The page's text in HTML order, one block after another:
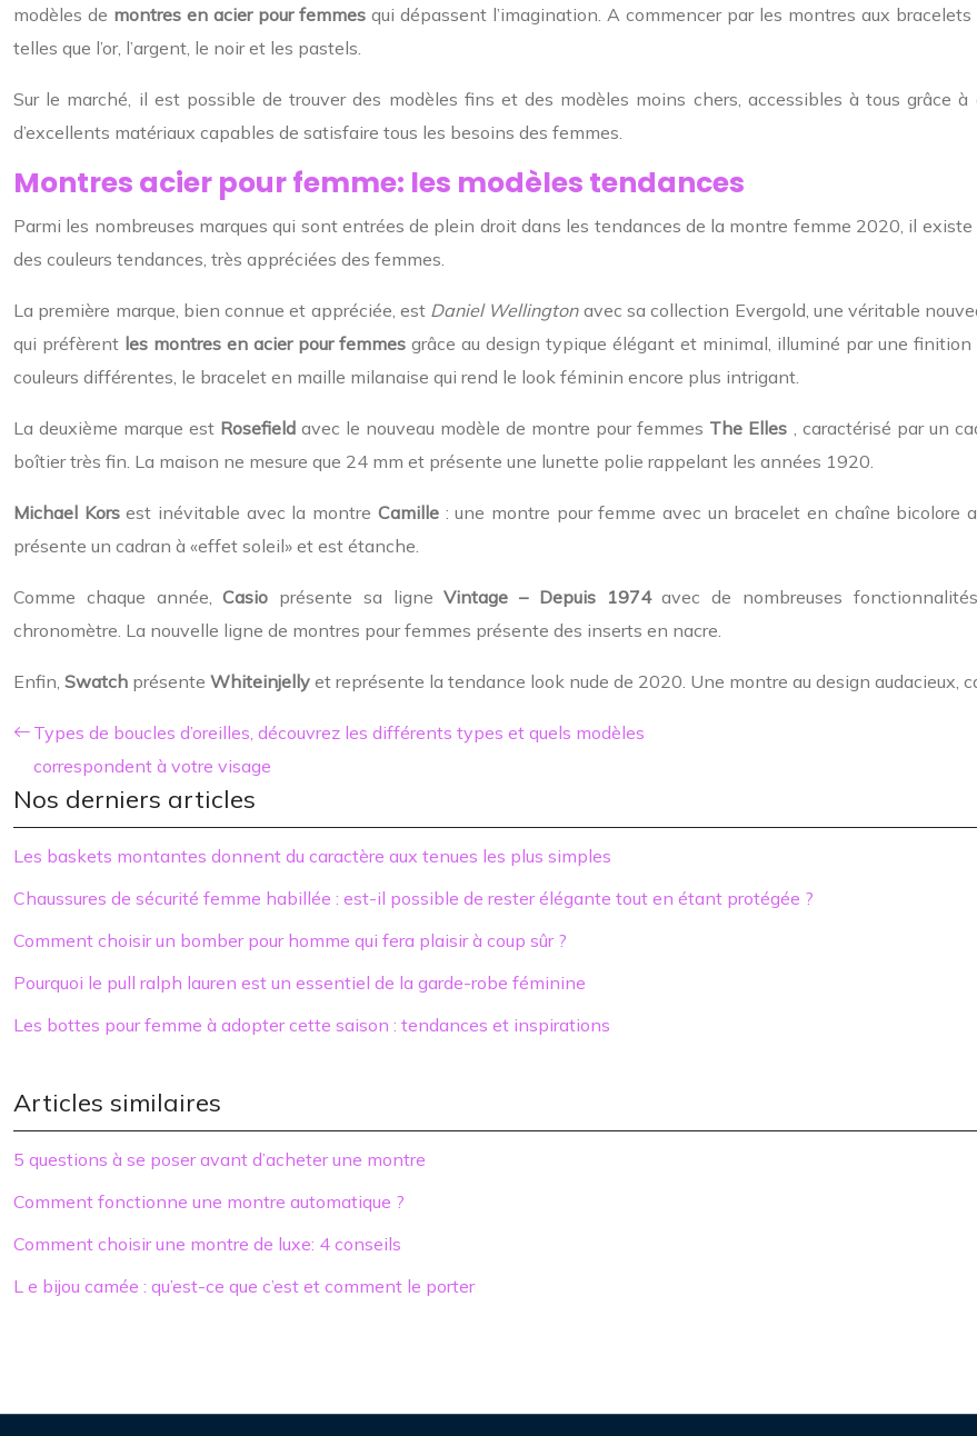
modèles de montres en acier pour femmes qui dépassent l’imagination. A commencer par les montres aux
telles que l’or, l’argent, le noir et les pastels.
Sur le marché, il est possible de trouver des modèles fins et des modèles moins chers, accessibles à tous grâce
d’excellents matériaux capables de satisfaire tous les besoins des femmes.
Montres acier pour femme: les modèles tendances
Parmi les nombreuses marques qui sont entrées de plein droit dans les tendances de la montre femme 2020, il
des couleurs tendances, très appréciées des femmes.
La première marque, bien connue et appréciée, est Daniel Wellingtonavec sa collection Evergold, une véritable
qui préfèrent les montres en acier pour femmes grâce au design typique élégant et minimal, illuminé par une finition
couleurs différentes, le bracelet en maille milanaise qui rend le look féminin encore plus intrigant.
La deuxième marque est Rosefield avec le nouveau modèle de montre pour femmes The Elles , caractérisé par un
boîtier très fin. La maison ne mesure que 24 mm et présente une lunette polie rappelant les années 1920.
Michael Korsest inévitable avec la montre Camille: une montre pour femme avec un bracelet en chaîne bicolore
présente un cadran à «effet soleil» et est étanche.
Comme chaque année,Casio présente sa ligneVintage – Depuis 1974avec de nombreuses
chronomètre. La nouvelle ligne de montres pour femmes présente des inserts en nacre.
Enfin, Swatch présente Whiteinjelly et représente la tendance look nude de 2020. Une montre au design audacieux,
Types de boucles d’oreilles, découvrez les différents types et quels modèles
correspondent à votre visage
Nos derniers articles
Les baskets montantes donnent du caractère aux tenues les plus simples
Chaussures de sécurité femme habillée : est-il possible de rester élégante tout en étant protégée ?
Comment choisir un bomber pour homme qui fera plaisir à coup sûr ?
Pourquoi le pull ralph lauren est un essentiel de la garde-robe féminine
Les bottes pour femme à adopter cette saison : tendances et inspirations
Articles similaires
5 questions à se poser avant d’acheter une montre
Comment fonctionne une montre automatique ?
Comment choisir une montre de luxe: 4 conseils
L e bijou camée : qu’est-ce que c’est et comment le porter